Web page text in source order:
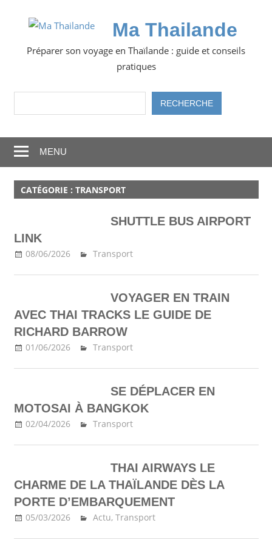
Ma Thailande
Préparer son voyage en Thaïlande : guide et conseils
pratiques
RechercherRECHERCHE
MENU
CATÉGORIE : TRANSPORT
SHUTTLE BUS AIRPORT
LINK
08/06/2026 Ma Thailande
Transport
VOYAGER EN TRAIN
AVEC THAI TRACKS LE GUIDE DE
RICHARD BARROW
01/06/2026 Ma Thailande
Transport
SE DÉPLACER EN
MOTOSAI À BANGKOK
02/04/2026 Ma Thailande
Transport
THAI AIRWAYS LE
CHARME DE LA THAÏLANDE DÈS LA
PORTE D’EMBARQUEMENT
05/03/2026 Ma Thailande
Actu, Transport